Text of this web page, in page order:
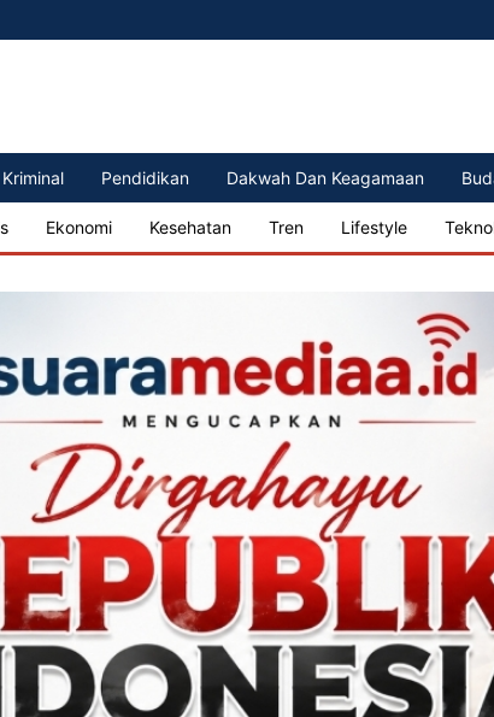
Kriminal Pendidikan Dakwah Dan Keagamaan
Ekonomi Kesehatan Tren Lifestyle